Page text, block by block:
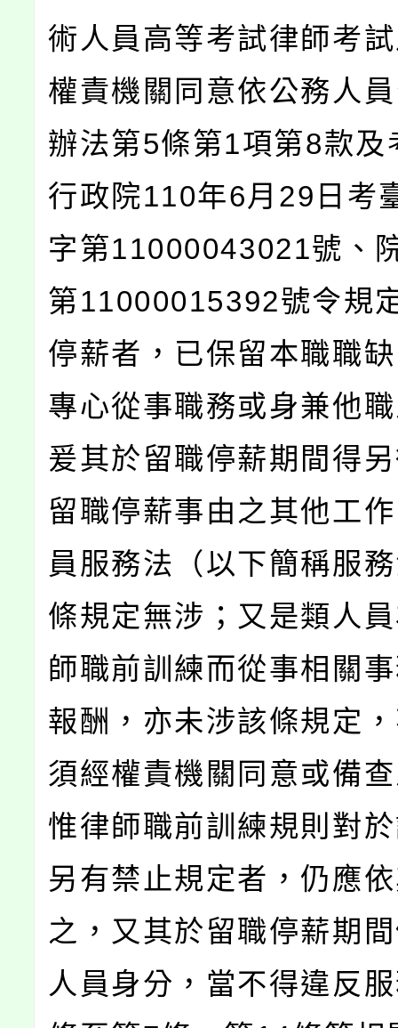
術人員高等考試律師考
權責機關同意依公務人
辦法第5條第1項第8款及
行政院110年6月29日考
字第11000043021號、
第11000015392號令規
停薪者，已保留本職職
專心從事職務或身兼他
爰其於留職停薪期間得
留職停薪事由之其他工
員服務法（以下簡稱服
條規定無涉；又是類人
師職前訓練而從事相關
報酬，亦未涉該條規定
須經權責機關同意或備
惟律師職前訓練規則對
另有禁止規定者，仍應
之，又其於留職停薪期
人員身分，當不得違反